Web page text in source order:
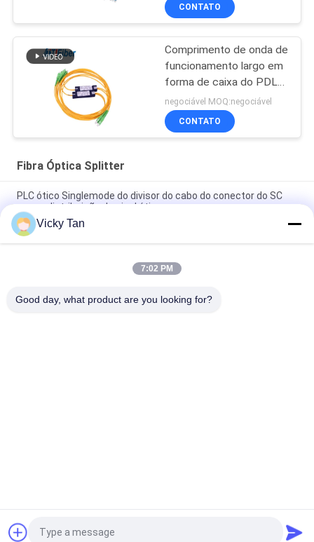
CONTATO
Comprimento de onda de
funcionamento largo em
forma de caixa do PDL
do ABS do divisor da
fibra ótica do PLC de
FTTH baixo
negociável MOQ:negociável
CONTATO
Fibra Óptica Splitter
PLC ótico Singlemode do divisor do cabo do conector do SC
para a distribuição de sinal ótico
Divisor ótico 1x8 1x32 1x16 1x64 do PLC da fibra ótica do SC
UPC do SC APC do divisor do PLC do ABS
Divisor passivo da fibra ótica do PLC do PLC 1x4 1x8 1x16 1x32
Pedir um orçamento
Vicky Tan
7:02 PM
Good day, what product are you looking for?